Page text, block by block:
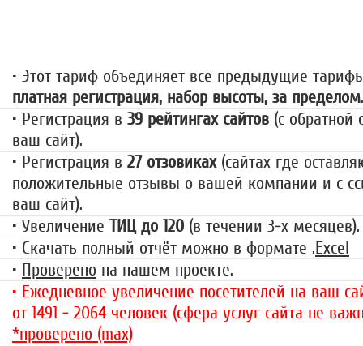
• Этот тариф объединяет все предыдущие
платная регистрация, набор высоты, за пределом.
• Регистрация в 39 рейтингах сайтов (с обратной
ваш сайт).
• Регистрация в 27 отзовиках(сайтах где
положительные отзывы о вашей компании и с
ваш сайт).
• Увеличение ТИЦ до 120 (в течении 3-х месяцев).
• Скачать полный отчёт можно в формате .Excel
• Проверено на нашем проекте.
• Ежедневное увеличение посетителей на ваш
от 1491 - 2064 человек (сфера услуг сайта не
*проверено (max)